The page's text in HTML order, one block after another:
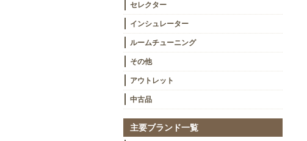
セレクター
インシュレーター
ルームチューニング
その他
アウトレット
中古品
主要ブランド一覧